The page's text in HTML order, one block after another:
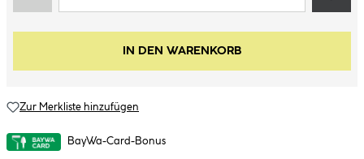
IN DEN WARENKORB
Zur Merkliste hinzufügen
BayWa-Card-Bonus